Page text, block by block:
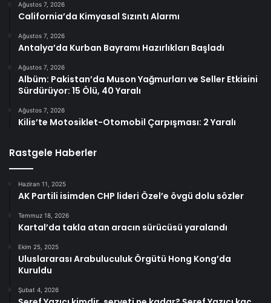
Ağustos 7, 2026
California’da Kimyasal Sızıntı Alarmı
Ağustos 7, 2026
Antalya’da Kurban Bayramı Hazırlıkları Başladı
Ağustos 7, 2026
Albüm: Pakistan’da Muson Yağmurları ve Seller Etkisini
Sürdürüyor: 15 Ölü, 40 Yaralı
Ağustos 7, 2026
Kilis’te Motosiklet-Otomobil Çarpışması: 2 Yaralı
Rastgele Haberler
Haziran 11, 2025
AK Partili isimden CHP lideri Özel’e övgü dolu sözler
Temmuz 18, 2026
Kartal’da takla atan aracın sürücüsü yaralandı
Ekim 25, 2025
Uluslararası Arabuluculuk Örgütü Hong Kong’da
Kuruldu
Şubat 4, 2026